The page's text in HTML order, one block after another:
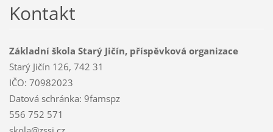
Kontakt
Základní škola Starý Jičín, příspěvková organizace
Starý Jičín 126, 742 31
IČO: 70982023
Datová schránka: 9famspz
556 752 571